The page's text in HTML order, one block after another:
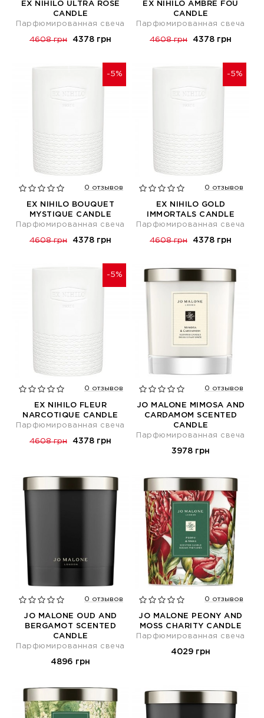
EX NIHILO ULTRA ROSE
CANDLE
Парфюмированная свеча
4608 грн 4378 грн
EX NIHILO AMBRE FOU
CANDLE
Парфюмированная свеча
4608 грн 4378 грн
-5%
0 отзывов
EX NIHILO BOUQUET
MYSTIQUE CANDLE
Парфюмированная свеча
4608 грн 4378 грн
-5%
0 отзывов
EX NIHILO GOLD
IMMORTALS CANDLE
Парфюмированная свеча
4608 грн 4378 грн
-5%
0 отзывов
EX NIHILO FLEUR
NARCOTIQUE CANDLE
Парфюмированная свеча
4608 грн 4378 грн
0 отзывов
JO MALONE MIMOSA AND
CARDAMOM SCENTED
CANDLE
Парфюмированная свеча
3978 грн
0 отзывов
JO MALONE OUD AND
BERGAMOT SCENTED
CANDLE
Парфюмированная свеча
4896 грн
0 отзывов
JO MALONE PEONY AND
MOSS CHARITY CANDLE
Парфюмированная свеча
4029 грн